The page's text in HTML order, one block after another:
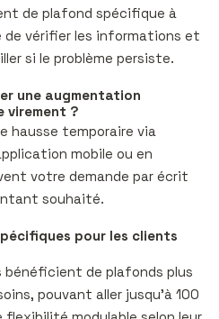
de plafond spécifique à
de vérifier les informations et
si le problème persiste.
une augmentation
virement ?
hausse temporaire via
mobile ou en
votre demande par écrit
souhaité.
pour les clients
de plafonds plus
pouvant aller jusqu’à 100